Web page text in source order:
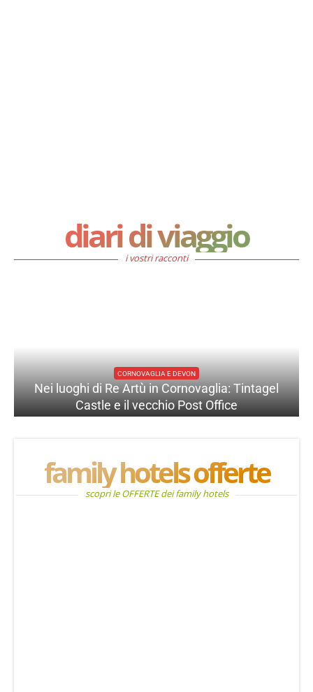
diari di viaggio
i vostri racconti
STATI UNITI
Los Angeles: l’inizio del nostro viaggio in
California
family hotels offerte
scopri le OFFERTE dei family hotels